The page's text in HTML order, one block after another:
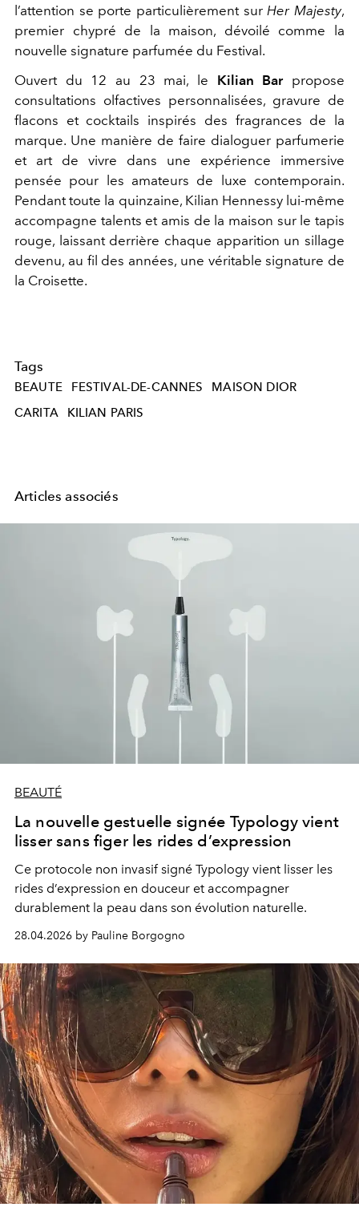
l’attention se porte particulièrement surHer Majesty,
premier chypré de la maison, dévoilé comme la
nouvelle signature parfumée du Festival.
Ouvert du 12 au 23 mai, le Kilian Barpropose
consultations olfactives personnalisées, gravure de
flacons et cocktails inspirés des fragrances de la
marque. Une manière de faire dialoguer parfumerie
et art de vivre dans une expérience immersive
pensée pour les amateurs de luxe contemporain.
Pendant toute la quinzaine, Kilian Hennessy lui-même
accompagne talents et amis de la maison sur le tapis
rouge, laissant derrière chaque apparition un sillage
devenu, au fil des années, une véritable signature de
la Croisette.
Tags
BEAUTE FESTIVAL-DE-CANNES
MAISON DIOR
CARITA
KILIAN PARIS
Articles associés
BEAUTÉ
La nouvelle gestuelle signée Typology vient
lisser sans figer les rides d’expression
Ce protocole non invasif signé Typology vient lisser les
rides d’expression en douceur et accompagner
durablement la peau dans son évolution naturelle.
28.04.2026 by Pauline Borgogno